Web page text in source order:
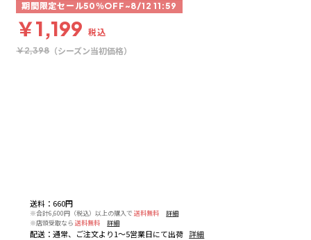
送料 ： 660円
※合計6,600円（税込）以上の購入で 送料無料
詳細
※店頭受取なら 送料無料 詳細
配送 ：通常、ご注文より1～5営業日にて出荷 詳細
期間限定セール50％OFF~8/12 11:59
￥1,199 税込
￥2,398 （シーズン当初価格）